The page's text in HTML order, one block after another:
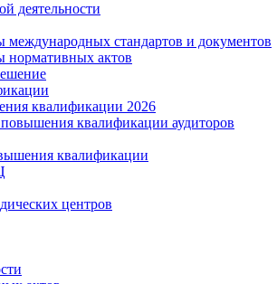
деятельности
международных стандартов и документов
нормативных актов
квалификации 2026
квалификации аудиторов
квалификации
центров